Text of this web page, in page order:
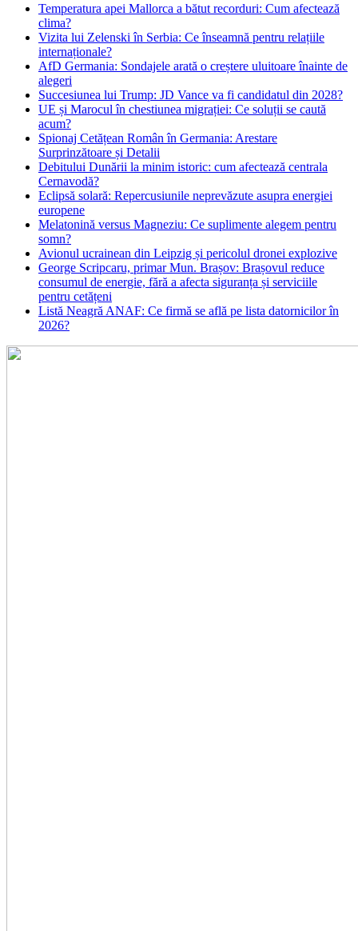
Temperatura apei Mallorca a bătut recorduri: Cum afectează
clima?
Vizita lui Zelenski în Serbia: Ce înseamnă pentru relațiile
internaționale?
AfD Germania: Sondajele arată o creștere uluitoare înainte de
alegeri
Succesiunea lui Trump: JD Vance va fi candidatul din 2028?
UE și Marocul în chestiunea migrației: Ce soluții se caută
acum?
Spionaj Cetățean Român în Germania: Arestare
Surprinzătoare și Detalii
Debitului Dunării la minim istoric: cum afectează centrala
Cernavodă?
Eclipsă solară: Repercusiunile neprevăzute asupra energiei
europene
Melatonină versus Magneziu: Ce suplimente alegem pentru
somn?
Avionul ucrainean din Leipzig și pericolul dronei explozive
George Scripcaru, primar Mun. Brașov: Brașovul reduce
consumul de energie, fără a afecta siguranța și serviciile
pentru cetățeni
Listă Neagră ANAF: Ce firmă se află pe lista datornicilor în
2026?